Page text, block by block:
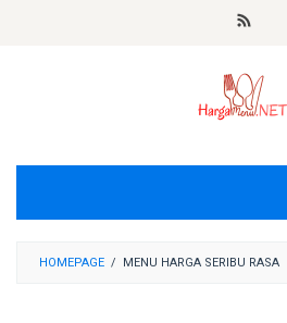
HOMEPAGE / MENU HARGA SERIBU RASA